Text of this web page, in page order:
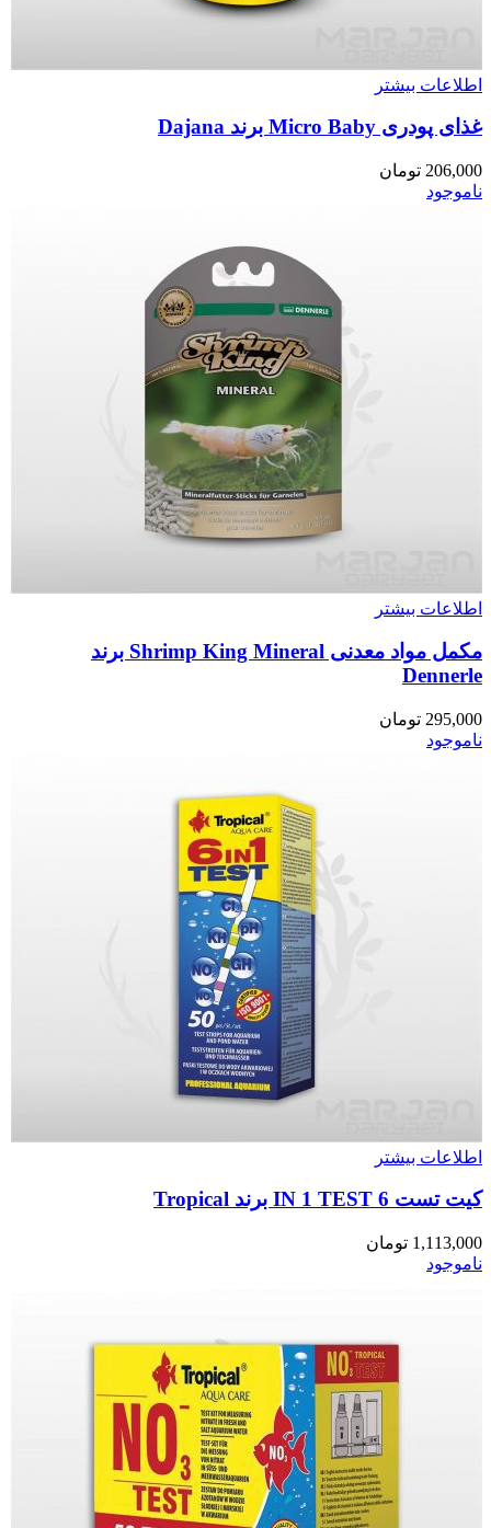
اطلاعات بیشتر
غذای پودری Micro Baby برند Dajana
206,000 تومان
ناموجود
اطلاعات بیشتر
مکمل مواد معدنی Shrimp King Mineral برند
Dennerle
295,000 تومان
ناموجود
اطلاعات بیشتر
کیت تست 6 IN 1 TEST برند Tropical
1,113,000 تومان
ناموجود